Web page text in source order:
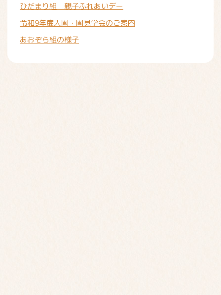
ひだまり組 親子ふれあいデー
令和9年度入園・園見学会のご案内
あおぞら組の様子